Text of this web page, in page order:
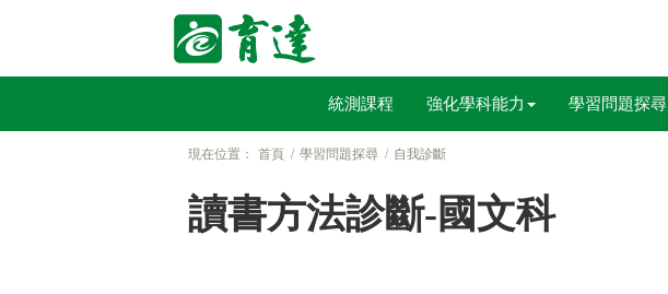
統測課程 強化學科能力 學習問題探尋
現在位置： 首頁 學習問題探尋 自我診斷
讀書方法診斷-國文科